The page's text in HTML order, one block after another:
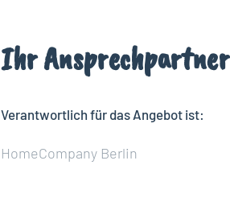
Ihr Ansprechpartner
Verantwortlich für das Angebot ist:
HomeCompany Berlin